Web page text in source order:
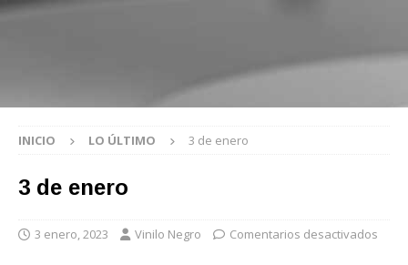
INICIO LO ÚLTIMO 3 de enero
3 de enero
3 enero, 2023 Vinilo Negro Comentarios desactivados